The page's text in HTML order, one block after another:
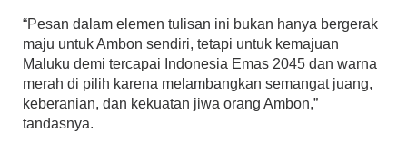
“Pesan dalam elemen tulisan ini bukan hanya bergerak
maju untuk Ambon sendiri, tetapi untuk kemajuan
Maluku demi tercapai Indonesia Emas 2045 dan warna
merah di pilih karena melambangkan semangat juang,
keberanian, dan kekuatan jiwa orang Ambon,”
tandasnya.